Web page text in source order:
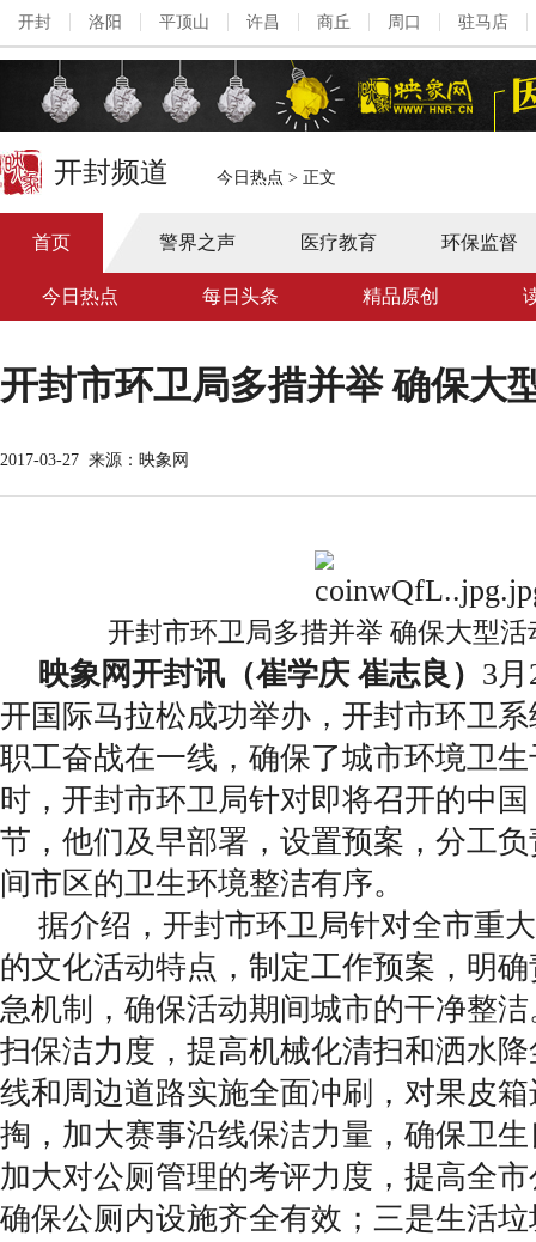
开封 洛阳 平顶山 许昌 商丘 周口 驻马店
开封频道 今日热点 > 正文
首页 警界之声 医疗教育 环保监督
今日热点 每日头条 精品原创
开封市环卫局多措并举 确保大
2017-03-27 来源：映象网
开封市环卫局多措并举 确保大型
映象网开封讯（崔学庆 崔志良） 3
开国际马拉松成功举办，开封市环卫
职工奋战在一线，确保了城市环境卫
时，开封市环卫局针对即将召开的中
节，他们及早部署，设置预案，分工
间市区的卫生环境整洁有序。
据介绍，开封市环卫局针对全市重
的文化活动特点，制定工作预案，明
急机制，确保活动期间城市的干净整
扫保洁力度，提高机械化清扫和洒水
线和周边道路实施全面冲刷，对果皮
掏，加大赛事沿线保洁力量，确保卫
加大对公厕管理的考评力度，提高全
确保公厕内设施齐全有效；三是生活